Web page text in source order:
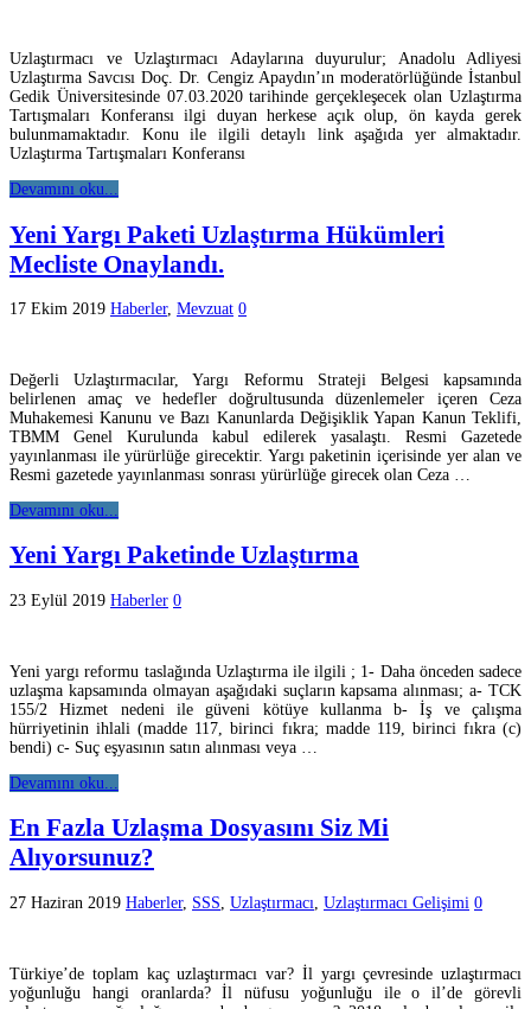
Uzlaştırmacı ve Uzlaştırmacı Adaylarına duyurulur; Anadolu Adliyesi
Uzlaştırma Savcısı Doç. Dr. Cengiz Apaydın’ın moderatörlüğünde İstanbul
Gedik Üniversitesinde 07.03.2020 tarihinde gerçekleşecek olan Uzlaştırma
Tartışmaları Konferansı ilgi duyan herkese açık olup, ön kayda gerek
bulunmamaktadır. Konu ile ilgili detaylı link aşağıda yer almaktadır.
Uzlaştırma Tartışmaları Konferansı
Devamını oku...
Yeni Yargı Paketi Uzlaştırma Hükümleri
Mecliste Onaylandı.
17 Ekim 2019 Haberler, Mevzuat 0
Değerli Uzlaştırmacılar, Yargı Reformu Strateji Belgesi kapsamında
belirlenen amaç ve hedefler doğrultusunda düzenlemeler içeren Ceza
Muhakemesi Kanunu ve Bazı Kanunlarda Değişiklik Yapan Kanun Teklifi,
TBMM Genel Kurulunda kabul edilerek yasalaştı. Resmi Gazetede
yayınlanması ile yürürlüğe girecektir. Yargı paketinin içerisinde yer alan ve
Resmi gazetede yayınlanması sonrası yürürlüğe girecek olan Ceza …
Devamını oku...
Yeni Yargı Paketinde Uzlaştırma
23 Eylül 2019 Haberler 0
Yeni yargı reformu taslağında Uzlaştırma ile ilgili ; 1- Daha önceden sadece
uzlaşma kapsamında olmayan aşağıdaki suçların kapsama alınması; a- TCK
155/2 Hizmet nedeni ile güveni kötüye kullanma b- İş ve çalışma
hürriyetinin ihlali (madde 117, birinci fıkra; madde 119, birinci fıkra (c)
bendi) c- Suç eşyasının satın alınması veya …
Devamını oku...
En Fazla Uzlaşma Dosyasını Siz Mi
Alıyorsunuz?
27 Haziran 2019 Haberler, SSS Uzlaştırmacı Uzlaştırmacı Gelişimi 0
Türkiye’de toplam kaç uzlaştırmacı var? İl yargı çevresinde uzlaştırmacı
yoğunluğu hangi oranlarda? İl nüfusu yoğunluğu ile o il’de görevli